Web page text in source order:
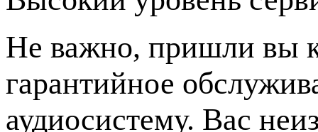
Не важно, пришли вы
гарантийное
аудиосистему. Вас